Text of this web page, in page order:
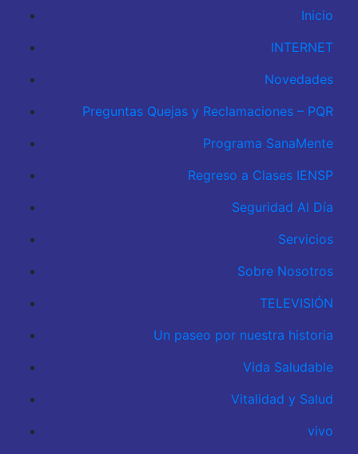
Inicio
INTERNET
Novedades
Preguntas Quejas y Reclamaciones – PQR
Programa SanaMente
Regreso a Clases IENSP
Seguridad Al Día
Servicios
Sobre Nosotros
TELEVISIÓN
Un paseo por nuestra historia
Vida Saludable
Vitalidad y Salud
vivo